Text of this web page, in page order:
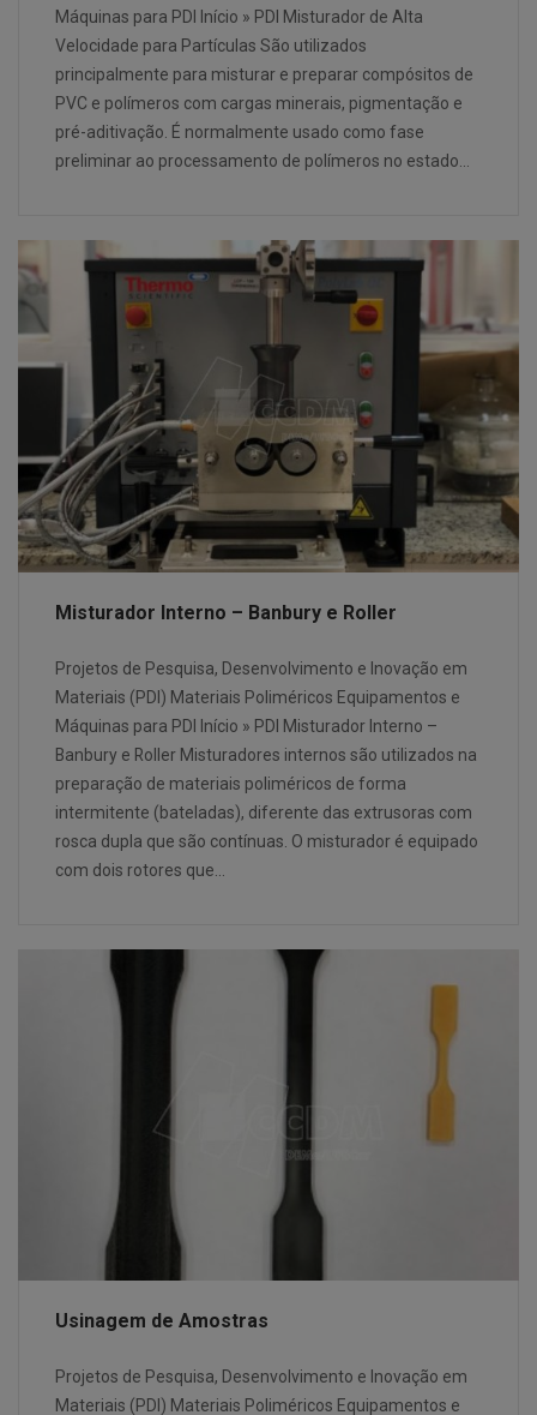
Máquinas para PDI Início » PDI Misturador de Alta
Velocidade para Partículas São utilizados
principalmente para misturar e preparar compósitos de
PVC e polímeros com cargas minerais, pigmentação e
pré-aditivação. É normalmente usado como fase
preliminar ao processamento de polímeros no estado…
Misturador Interno – Banbury e Roller
Projetos de Pesquisa, Desenvolvimento e Inovação em
Materiais (PDI) Materiais Poliméricos Equipamentos e
Máquinas para PDI Início » PDI Misturador Interno –
Banbury e Roller Misturadores internos são utilizados na
preparação de materiais poliméricos de forma
intermitente (bateladas), diferente das extrusoras com
rosca dupla que são contínuas. O misturador é equipado
com dois rotores que…
Usinagem de Amostras
Projetos de Pesquisa, Desenvolvimento e Inovação em
Materiais (PDI) Materiais Poliméricos Equipamentos e